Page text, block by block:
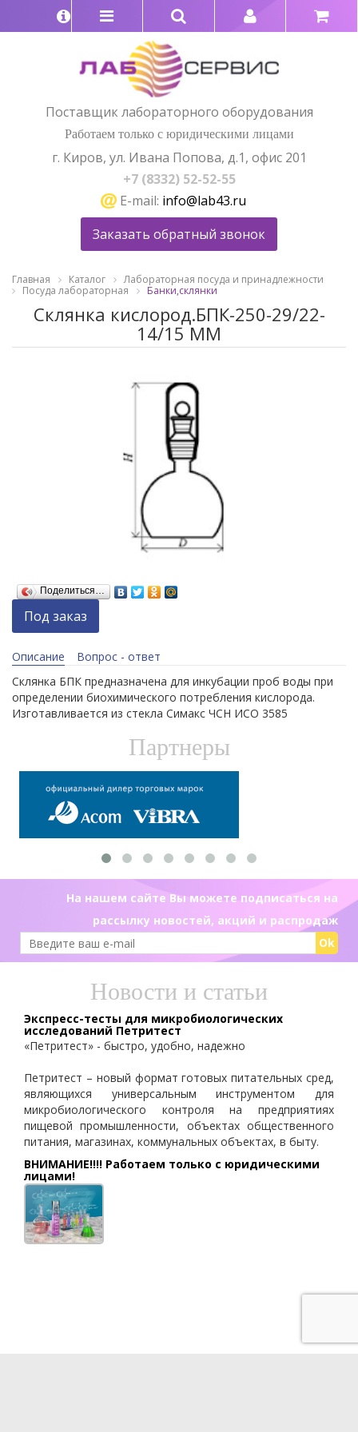
Поставщик лабораторного оборудования
Работаем только с юридическими лицами
г. Киров, ул. Ивана Попова, д.1, офис 201
+7 (8332) 52-52-55
E-mail: info@lab43.ru
Заказать обратный звонок
Главная Каталог
Лабораторная посуда и принадлежности
Посуда лабораторная
Банки,склянки
Склянка кислород.БПК-250-29/22-
14/15 ММ
Поделиться…
Под заказ
Описание
Вопрос - ответ
Склянка БПК предназначена для инкубации проб воды при
определении биохимического потребления кислорода.
Изготавливается из стекла Симакс ЧСН ИСО 3585
Партнеры
На нашем сайте Вы можете подписаться на
рассылку новостей, акций и распродаж
Ok
Новости и статьи
Экспресс-тесты для микробиологических
исследований Петритест
«Петритест» - быстро, удобно, надежно
Петритест – новый формат готовых питательных сред,
являющихся универсальным инструментом для
микробиологического контроля на предприятиях
пищевой промышленности, объектах общественного
питания, магазинах, коммунальных объектах, в быту.
ВНИМАНИЕ!!!! Работаем только с юридическими
лицами!